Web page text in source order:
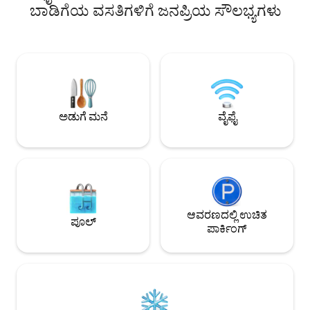
ವಾಸ್ತವ್ಯಕ್ಕೂ ಮೊದಲು
ಸ್ವಚ್ಛಗೊಳಿಸಲಾಗುತ್ತದೆ
ದೀರ್ಘಾವಧಿಯ
ವಾಸ್ತವ್ಯ ಮಾಡಲು ಏಕೆ
ಮತ್ತು ಸುರಕ್ಷಿತ
ಒಳಾಂಗಣಗಳು
ಬಾಡಿಗೆಯ ವಸತಿಗಳಿಗೆ ಜನಪ್ರಿಯ ಸೌಲಭ್ಯಗಳು
ಅಡುಗೆ ಮನೆ ವೈಫೈ
ಪೂಲ್
ಆವರಣದಲ್ಲಿ ಉಚಿತ
ಪಾರ್ಕಿಂಗ್